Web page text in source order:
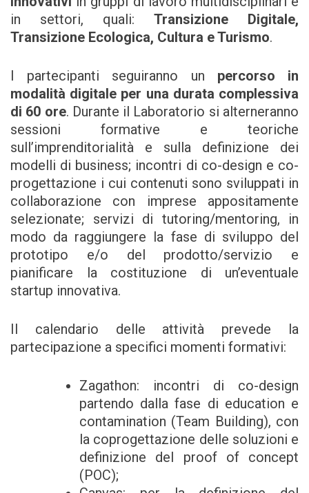
in settori, quali: Transizione Digitale,
Transizione Ecologica, Cultura e Turismo.
I partecipanti seguiranno un percorso in
modalità digitale per una durata complessiva
di 60 ore. Durante il Laboratorio si alterneranno
sessioni formative e teoriche
sull’imprenditorialità e sulla definizione dei
modelli di business; incontri di co-design e co-
progettazione i cui contenuti sono sviluppati in
collaborazione con imprese appositamente
selezionate; servizi di tutoring/mentoring, in
modo da raggiungere la fase di sviluppo del
prototipo e/o del prodotto/servizio e
pianificare la costituzione di un’eventuale
startup innovativa.
Il calendario delle attività prevede la
partecipazione a specifici momenti formativi:
Zagathon: incontri di co-design
partendo dalla fase di education e
contamination (Team Building), con
la coprogettazione delle soluzioni e
definizione del proof of concept
(POC);